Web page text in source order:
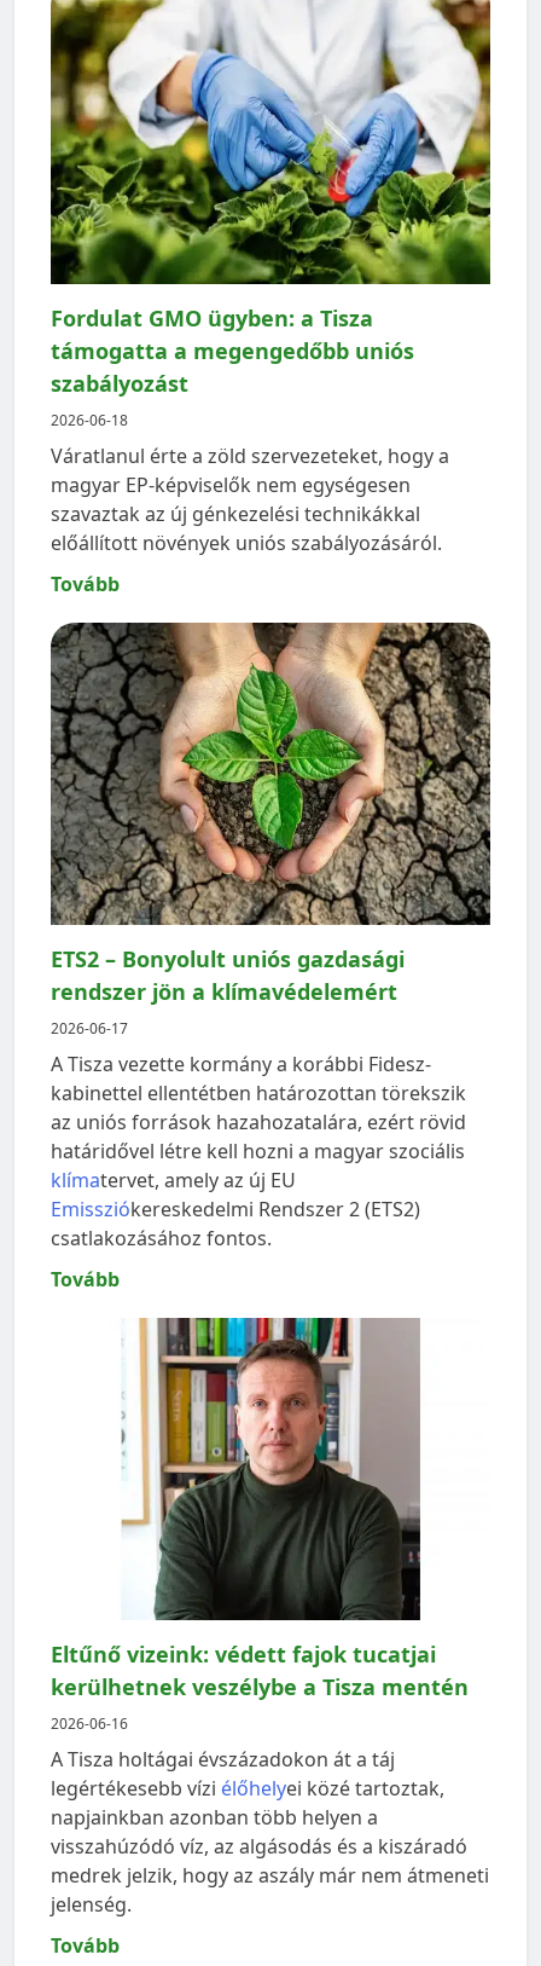
Fordulat GMO ügyben: a Tisza
támogatta a megengedőbb uniós
szabályozást
2026-06-18
Váratlanul érte a zöld szervezeteket, hogy a
magyar EP-képviselők nem egységesen
szavaztak az új génkezelési technikákkal
előállított növények uniós szabályozásáról.
Tovább
ETS2 – Bonyolult uniós gazdasági
rendszer jön a klímavédelemért
2026-06-17
A Tisza vezette kormány a korábbi Fidesz-
kabinettel ellentétben határozottan törekszik
az uniós források hazahozatalára, ezért rövid
határidővel létre kell hozni a magyar szociális
klímatervet, amely az új EU
Emissziókereskedelmi Rendszer 2 (ETS2)
csatlakozásához fontos.
Tovább
Eltűnő vizeink: védett fajok tucatjai
kerülhetnek veszélybe a Tisza mentén
2026-06-16
A Tisza holtágai évszázadokon át a táj
legértékesebb vízi élőhelyei közé tartoztak,
napjainkban azonban több helyen a
visszahúzódó víz, az algásodás és a kiszáradó
medrek jelzik, hogy az aszály már nem átmeneti
jelenség.
Tovább